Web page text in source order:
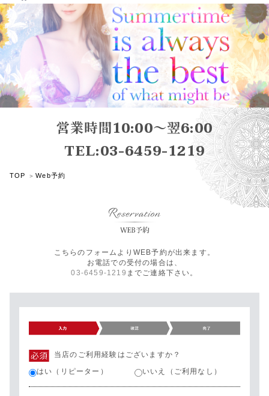
営業時間10:00～翌6:00
TEL:03-6459-1219
TOP Web予約
こちらのフォームよりWEB予約が出来ます。
お電話での受付の場合は、
03-6459-1219 までご連絡下さい。
当店のご利用経験はございますか？
はい（リピーター）
いいえ（ご利用なし）